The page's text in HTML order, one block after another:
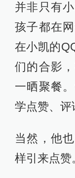
并非只有
孩子都在
在小凯的
们的合影
一晒聚餐
学点赞、评
当然，他
样引来点赞